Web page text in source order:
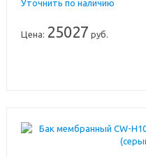
Уточнить по наличию
Цена: 25027 руб.